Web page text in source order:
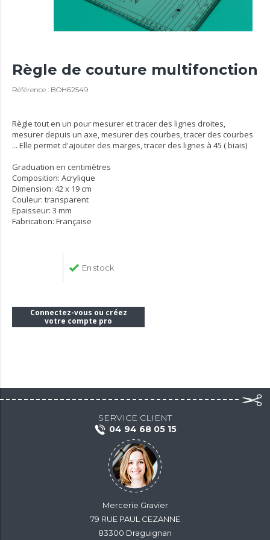
Règle de couture multifonction
Référence : BOH62549
Règle tout en un pour mesurer et tracer des lignes droites,
mesurer depuis un axe, mesurer des courbes, tracer des courbes
... Elle permet d'ajouter des marges, tracer des lignes à 45 ( biais)
Graduation en centimètres
Composition: Acrylique
Dimension: 42 x 19 cm
Couleur: transparent
Epaisseur: 3 mm
Fabrication: Française
En stock
Connectez-vous ou créez
votre compte pro
SERVICE CLIENT
04 94 68 05 15
Mercerie Gravier
79 RUE PAUL CEZANNE
83300 Draguignan